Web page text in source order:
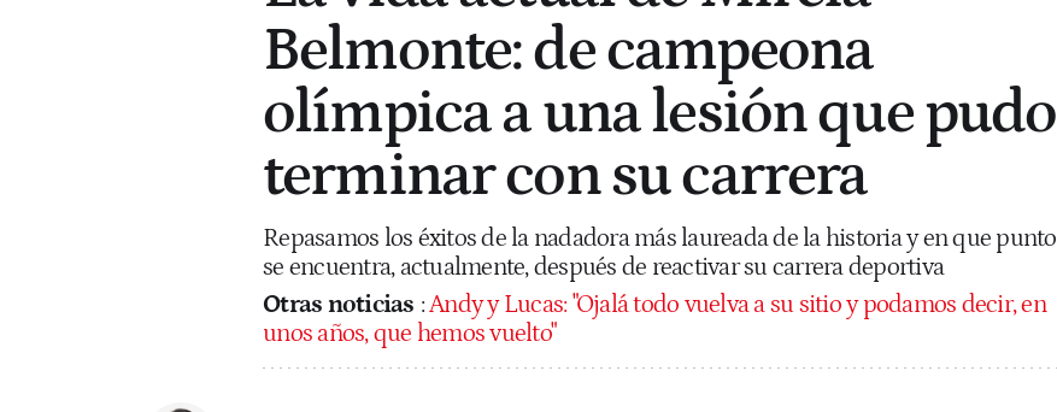
Belmonte: de campeona
olímpica a una lesión que pudo
terminar con su carrera
Repasamos los éxitos de la nadadora más laureada de la historia y en que punto
se encuentra, actualmente, después de reactivar su carrera deportiva
Otras noticias :Andy y Lucas: "Ojalá todo vuelva a su sitio y podamos decir, en
unos años, que hemos vuelto"